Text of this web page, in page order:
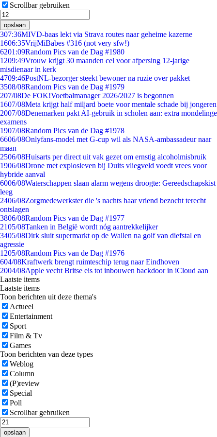
Scrollbar gebruiken
opslaan
307:36MIVD-baas lekt via Strava routes naar geheime kazerne
1606:35VrijMiBabes #316 (not very sfw!)
6201:09Random Pics van de Dag #1980
1209:49Vrouw krijgt 30 maanden cel voor afpersing 12-jarige
misdienaar in kerk
4709:46PostNL-bezorger steekt bewoner na ruzie over pakket
3508/08Random Pics van de Dag #1979
207/08De FOK!Voetbalmanager 2026/2027 is begonnen
1607/08Meta krijgt half miljard boete voor mentale schade bij jongeren
2007/08Denemarken pakt AI-gebruik in scholen aan: extra mondelinge
examens
1907/08Random Pics van de Dag #1978
6606/08Onlyfans-model met G-cup wil als NASA-ambassadeur naar
maan
2506/08Huisarts per direct uit vak gezet om ernstig alcoholmisbruik
1906/08Drone met explosieven bij Duits vliegveld voedt vrees voor
hybride aanval
6006/08Waterschappen slaan alarm wegens droogte: Gereedschapskist
leeg
2406/08Zorgmedewerkster die 's nachts haar vriend bezocht terecht
ontslagen
3806/08Random Pics van de Dag #1977
2105/08Tanken in België wordt nóg aantrekkelijker
3405/08Dirk sluit supermarkt op de Wallen na golf van diefstal en
agressie
1205/08Random Pics van de Dag #1976
604/08Kraftwerk brengt ruimteschip terug naar Eindhoven
2004/08Apple vecht Britse eis tot inbouwen backdoor in iCloud aan
Laatste items
Laatste items
Toon berichten uit deze thema's
Actueel
Entertainment
Sport
Film & Tv
Games
Toon berichten van deze types
Weblog
Column
(P)review
Special
Poll
Scrollbar gebruiken
opslaan